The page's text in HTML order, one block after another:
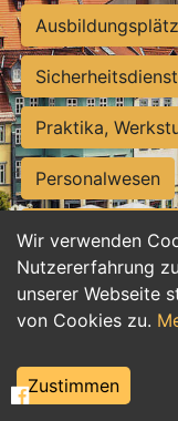
Wir verwenden
Nutzererfahrung
unserer Webseite
von Cookies zu.
Zustimmen
Praktika,
Personalwesen
Hilfskräfte,
Einkauf,
Weiterbildung,
Tourismus